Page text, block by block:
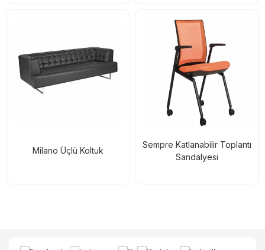
Milano Üçlü Koltuk
Sempre Katlanabilir Toplantı
Sandalyesi